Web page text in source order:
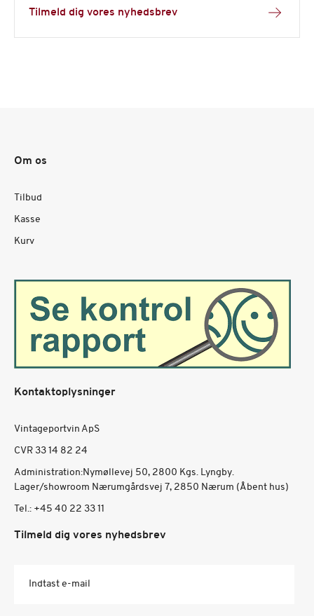
Tilmeld dig vores nyhedsbrev
Om os
Tilbud
Kasse
Kurv
Kontaktoplysninger
Vintageportvin ApS
CVR 33 14 82 24
Administration:Nymøllevej 50, 2800 Kgs. Lyngby.
Lager/showroom Nærumgårdsvej 7, 2850 Nærum (Åbent hus)
Tel.: +45 40 22 33 11
Tilmeld dig vores nyhedsbrev
Indtast e-mail